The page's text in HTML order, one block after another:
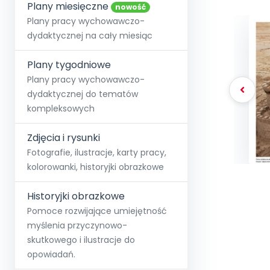
Społeczność
+48 12 631 04 10
kontakt@blizejprzedszkola.pl
O miesięczniku
Strona główna
Strefy,
O Akademii
Akademia
Poznaj pakiet MAX
Testuj przez 7 dni
E-
∞Pakiet
Pełen
Wszystkie projekty
Skontaktuj się
Dodaj wpis
Plany miesięczne nowość
Plany pracy wychowawczo-
dydaktycznej na cały miesiąc
Plany tygodniowe
Plany pracy wychowawczo-
dydaktycznej do tematów
kompleksowych
Zdjęcia i rysunki
Fotografie, ilustracje, karty pracy,
kolorowanki, historyjki obrazkowe
Historyjki obrazkowe
Pomoce rozwijające umiejętność
myślenia przyczynowo-
skutkowego i ilustracje do
opowiadań.